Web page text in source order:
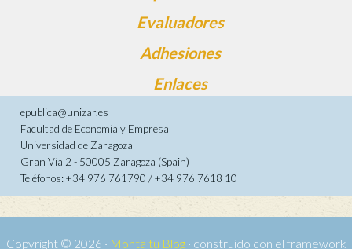
Evaluadores
Adhesiones
Enlaces
epublica@unizar.es
Facultad de Economía y Empresa
Universidad de Zaragoza
Gran Vía 2 - 50005 Zaragoza (Spain)
Teléfonos: +34 976 761790 / +34 976 7618 10
Copyright © 2026 · Monta tu Blog· construido con el framework